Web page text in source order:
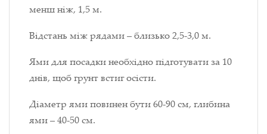
менш ніж, 1,5 м.
Відстань між рядами – близько 2,5-3,0 м.
Ями для посадки необхідно підготувати за 10
днів, щоб грунт встиг осісти.
Діаметр ями повинен бути 60-90 см, глибина
ями – 40-50 см.